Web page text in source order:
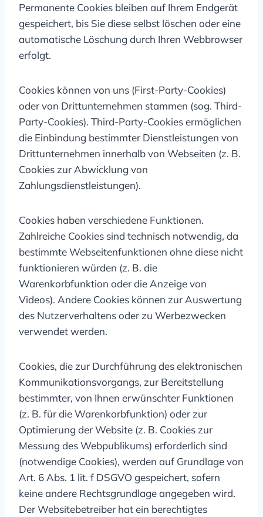
Permanente Cookies bleiben auf Ihrem Endgerät
gespeichert, bis Sie diese selbst löschen oder eine
automatische Löschung durch Ihren Webbrowser
erfolgt.
Cookies können von uns (First-Party-Cookies)
oder von Drittunternehmen stammen (sog. Third-
Party-Cookies). Third-Party-Cookies ermöglichen
die Einbindung bestimmter Dienstleistungen von
Drittunternehmen innerhalb von Webseiten (z. B.
Cookies zur Abwicklung von
Zahlungsdienstleistungen).
Cookies haben verschiedene Funktionen.
Zahlreiche Cookies sind technisch notwendig, da
bestimmte Webseitenfunktionen ohne diese nicht
funktionieren würden (z. B. die
Warenkorbfunktion oder die Anzeige von
Videos). Andere Cookies können zur Auswertung
des Nutzerverhaltens oder zu Werbezwecken
verwendet werden.
Cookies, die zur Durchführung des elektronischen
Kommunikationsvorgangs, zur Bereitstellung
bestimmter, von Ihnen erwünschter Funktionen
(z. B. für die Warenkorbfunktion) oder zur
Optimierung der Website (z. B. Cookies zur
Messung des Webpublikums) erforderlich sind
(notwendige Cookies), werden auf Grundlage von
Art. 6 Abs. 1 lit. f DSGVO gespeichert, sofern
keine andere Rechtsgrundlage angegeben wird.
Der Websitebetreiber hat ein berechtigtes